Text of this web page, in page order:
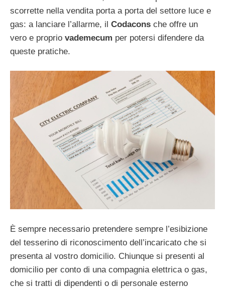
scorrette nella vendita porta a porta del settore luce e
gas: a lanciare l’allarme, il Codacons che offre un
vero e proprio vademecum per potersi difendere da
queste pratiche.
È sempre necessario pretendere sempre l’esibizione
del tesserino di riconoscimento dell’incaricato che si
presenta al vostro domicilio. Chiunque si presenti al
domicilio per conto di una compagnia elettrica o gas,
che si tratti di dipendenti o di personale esterno